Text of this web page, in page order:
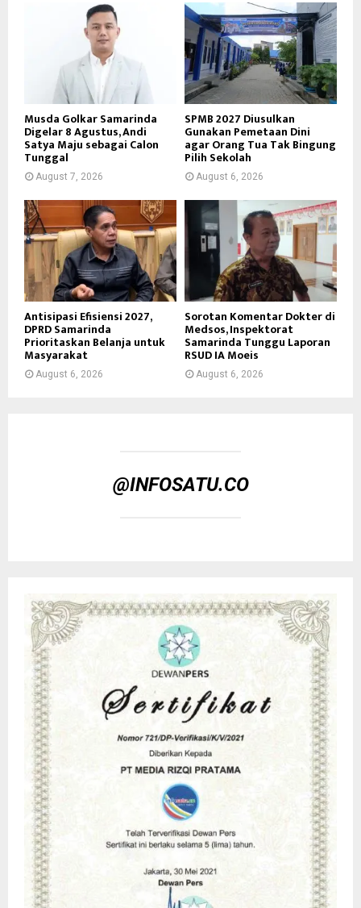
Musda Golkar Samarinda
Digelar 8 Agustus, Andi
Satya Maju sebagai Calon
Tunggal
August 7, 2026
SPMB 2027 Diusulkan
Gunakan Pemetaan Dini
agar Orang Tua Tak Bingung
Pilih Sekolah
August 6, 2026
Antisipasi Efisiensi 2027,
DPRD Samarinda
Prioritaskan Belanja untuk
Masyarakat
August 6, 2026
Sorotan Komentar Dokter di
Medsos, Inspektorat
Samarinda Tunggu Laporan
RSUD IA Moeis
August 6, 2026
@INFOSATU.CO